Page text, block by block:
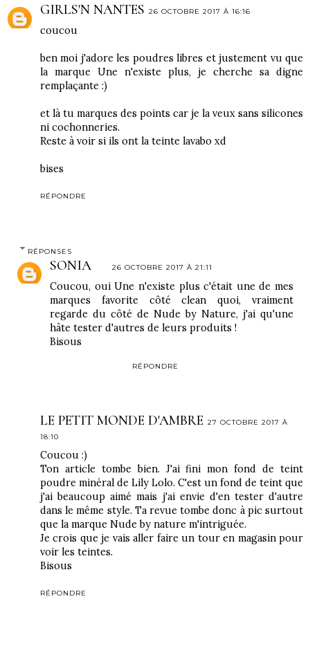
GIRLS'N NANTES 26 OCTOBRE 2017 À 16:16
coucou
ben moi j'adore les poudres libres et justement vu que
la marque Une n'existe plus, je cherche sa digne
remplaçante :)
et là tu marques des points car je la veux sans silicones
ni cochonneries.
Reste à voir si ils ont la teinte lavabo xd
bises
RÉPONDRE
RÉPONSES
SONIA 26 OCTOBRE 2017 À 21:11
Coucou, oui Une n'existe plus c'était une de mes
marques favorite côté clean quoi, vraiment
regarde du côté de Nude by Nature, j'ai qu'une
hâte tester d'autres de leurs produits !
Bisous
RÉPONDRE
LE PETIT MONDE D'AMBRE 27 OCTOBRE 2017 À
18:10
Coucou :)
Ton article tombe bien. J'ai fini mon fond de teint
poudre minéral de Lily Lolo. C'est un fond de teint que
j'ai beaucoup aimé mais j'ai envie d'en tester d'autre
dans le même style. Ta revue tombe donc à pic surtout
que la marque Nude by nature m'intriguée.
Je crois que je vais aller faire un tour en magasin pour
voir les teintes.
Bisous
RÉPONDRE